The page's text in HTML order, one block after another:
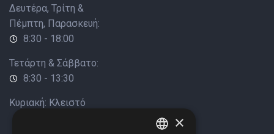
Δευτέρα, Τρίτη &
Πέμπτη, Παρασκευή:
8:30 - 18:00
Τετάρτη & Σάββατο:
8:30 - 13:30
Κυριακή: Κλειστό
×